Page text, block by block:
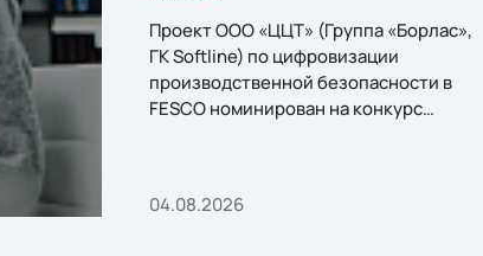
Проект ООО «ЦЦТ» (Группа «Борлас»,
ГК Softline) по цифровизации
производственной безопасности в
FESCO номинирован на конкурс
04.08.2026